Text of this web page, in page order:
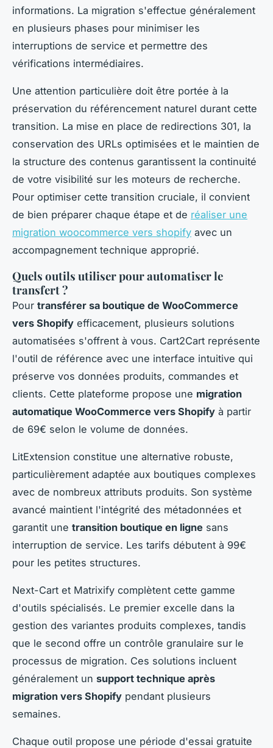
informations. La migration s'effectue généralement
en plusieurs phases pour minimiser les
interruptions de service et permettre des
vérifications intermédiaires.
Une attention particulière doit être portée à la
préservation du référencement naturel durant cette
transition. La mise en place de redirections 301, la
conservation des URLs optimisées et le maintien de
la structure des contenus garantissent la continuité
de votre visibilité sur les moteurs de recherche.
Pour optimiser cette transition cruciale, il convient
de bien préparer chaque étape et de réaliser une
migration woocommerce vers shopify avec un
accompagnement technique approprié.
Quels outils utiliser pour automatiser le
transfert ?
Pour transférer sa boutique de WooCommerce
vers Shopify efficacement, plusieurs solutions
automatisées s'offrent à vous. Cart2Cart représente
l'outil de référence avec une interface intuitive qui
préserve vos données produits, commandes et
clients. Cette plateforme propose une migration
automatique WooCommerce vers Shopify à partir
de 69€ selon le volume de données.
LitExtension constitue une alternative robuste,
particulièrement adaptée aux boutiques complexes
avec de nombreux attributs produits. Son système
avancé maintient l'intégrité des métadonnées et
garantit une transition boutique en ligne sans
interruption de service. Les tarifs débutent à 99€
pour les petites structures.
Next-Cart et Matrixify complètent cette gamme
d'outils spécialisés. Le premier excelle dans la
gestion des variantes produits complexes, tandis
que le second offre un contrôle granulaire sur le
processus de migration. Ces solutions incluent
généralement un support technique après
migration vers Shopify pendant plusieurs
semaines.
Chaque outil propose une période d'essai gratuite